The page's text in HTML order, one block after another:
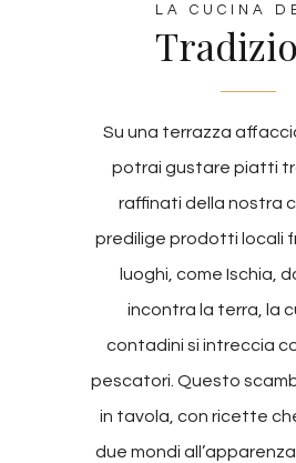
LA CUCINA
Su una terrazza
potrai gustare piatti
raffinati della nostra
predilige prodotti locali
luoghi, come Ischia,
incontra la terra, la
contadini si intreccia
pescatori. Questo
in tavola, con ricette
due mondi